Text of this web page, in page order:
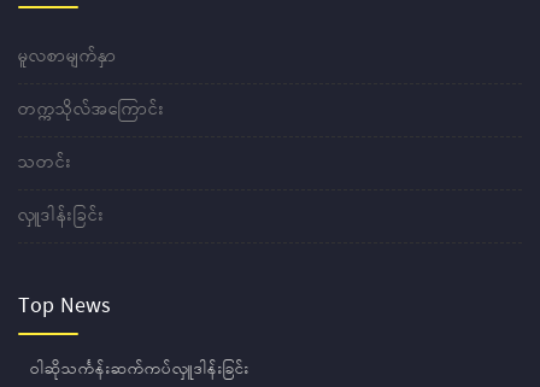
မူလစာမျက်နှာ
တက္ကသိုလ်အကြောင်း
သတင်း
လှူဒါန်းခြင်း
Top News
ဝါဆိုသင်္ကန်းဆက်ကပ်လှူဒါန်းခြင်း